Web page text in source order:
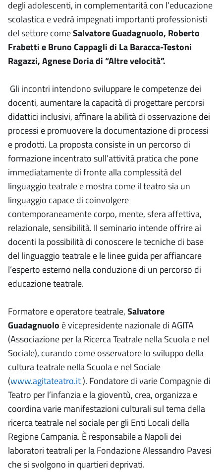
degli adolescenti, in complementarità con l’educazione
scolastica e vedrà impegnati importanti professionisti
del settore comeSalvatore Guadagnuolo, Roberto
Frabetti e Bruno Cappagli di La Baracca-Testoni
Ragazzi, Agnese Doria di “Altre velocità”.
Gli incontri intendono sviluppare le competenze dei
docenti, aumentare la capacità di progettare percorsi
didattici inclusivi, affinare la abilità di osservazione dei
processi e promuovere la documentazione di processi
e prodotti. La proposta consiste in un percorso di
formazione incentrato sull’attività pratica che pone
immediatamente di fronte alla complessità del
linguaggio teatrale e mostra come il teatro sia un
linguaggio capace di coinvolgere
contemporaneamente corpo, mente, sfera affettiva,
relazionale, sensibilità. Il seminario intende offrire ai
docenti la possibilità di conoscere le tecniche di base
del linguaggio teatrale e le linee guida per affiancare
l’esperto esterno nella conduzione di un percorso di
educazione teatrale.
Formatore e operatore teatrale,Salvatore
Guadagnuolo è vicepresidente nazionale di AGITA
(Associazione per la Ricerca Teatrale nella Scuola e nel
Sociale), curando come osservatore lo sviluppo della
cultura teatrale nella Scuola e nel Sociale
(www.agitateatro.it). Fondatore di varie Compagnie di
Teatro per l’infanzia e la gioventù, crea, organizza e
coordina varie manifestazioni culturali sul tema della
ricerca teatrale nel sociale per gli Enti Locali della
Regione Campania. È responsabile a Napoli dei
laboratori teatrali per la Fondazione Alessandro Pavesi
che si svolgono in quartieri deprivati.